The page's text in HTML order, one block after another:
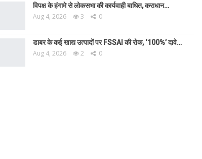
विपक्ष के हंगामे से लोकसभा की कार्यवाही बाधित, कराधान…
Aug 4, 2026 3 0
डाबर के कई खाद्य उत्पादों पर FSSAI की रोक, ‘100%’ दावे…
Aug 4, 2026 2 0